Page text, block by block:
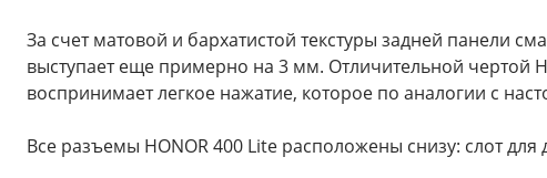
За счет матовой и бархатистой текстуры задней панели
выступает еще примерно на 3 мм. Отличительной чертой
воспринимает легкое нажатие, которое по аналогии с
Все разъемы HONOR 400 Lite расположены снизу: слот